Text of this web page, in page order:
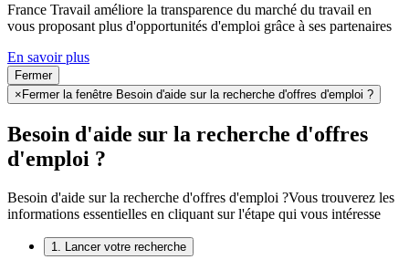
France Travail améliore la transparence du marché du travail en
vous proposant plus d'opportunités d'emploi grâce à ses partenaires
En savoir plus
Fermer
× Fermer la fenêtre Besoin d'aide sur la recherche d'offres d'emploi ?
Besoin d'aide sur la recherche d'offres
d'emploi ?
Besoin d'aide sur la recherche d'offres d'emploi ?Vous trouverez les
informations essentielles en cliquant sur l'étape qui vous intéresse
1. Lancer votre recherche